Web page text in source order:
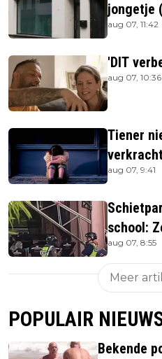
jongetje
aug 07, 11:42
'DIT
aug 07, 10:36
Tiener
hard
aug 07, 9:41
school:
aug 07, 8:55
Meer
POPULAIR
Bekende